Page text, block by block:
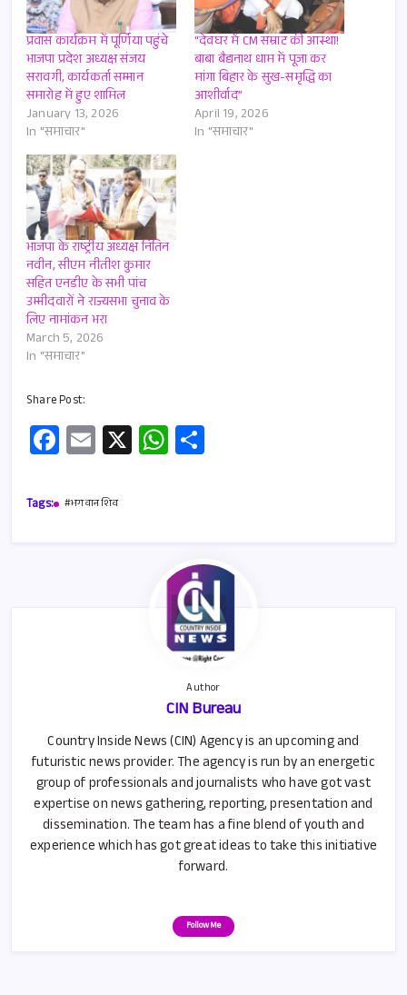
प्रवास कार्यक्रम में पूर्णिया पहुंचे
भाजपा प्रदेश अध्यक्ष संजय
सरावगी, कार्यकर्ता सम्मान
समारोह में हुए शामिल
January 13, 2026
In "समाचार"
“देवघर में CM सम्राट की आस्था!
बाबा बैद्यनाथ धाम में पूजा कर
मांगा बिहार के सुख-समृद्धि का
आशीर्वाद”
April 19, 2026
In "समाचार"
भाजपा के राष्ट्रीय अध्यक्ष नितिन
नवीन, सीएम नीतीश कुमार
सहित एनडीए के सभी पांच
उम्मीदवारों ने राज्यसभा चुनाव के
लिए नामांकन भरा
March 5, 2026
In "समाचार"
Share Post:
Fa
ce
b
E
m
ail
X W
h
A
p
p
Tags: #भगवान शिव
Author
CIN Bureau
Country Inside News (CIN) Agency is an upcoming and
futuristic news provider. The agency is run by an energetic
group of professionals and journalists who have got vast
expertise on news gathering, reporting, presentation and
dissemination. The team has a fine blend of youth and
experience which has got great ideas to take this initiative
forward.
Follow Me